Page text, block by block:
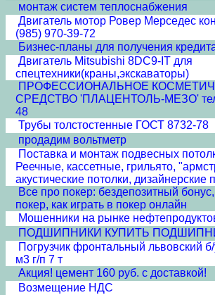
монтаж систем теплоснабжения
Двигатель мотор Ровер Мерседес
(985) 970-39-72
Бизнес-планы для получения
Двигатель Mitsubishi 8DC9-IT для
спецтехники(краны,экскаваторы)
ПРОФЕССИОНАЛЬНОЕ
СРЕДСТВО 'ПЛАЦЕНТОЛЬ-МЕЗО' тел
48
Трубы толстостенные ГОСТ 8732-78
продадим вольтметр
Поставка и монтаж подвесных
Реечные, кассетные, грильято,
акустические потолки, дизайнерские
Все про покер: бездепозитный
покер, как играть в покер онлайн
Мошенники на рынке
ПОДШИПНИКИ КУПИТЬ
Погрузчик фронтальный львовский
м3 г/п 7 т
Акция! цемент 160 руб. с доставкой!
Возмещение НДС